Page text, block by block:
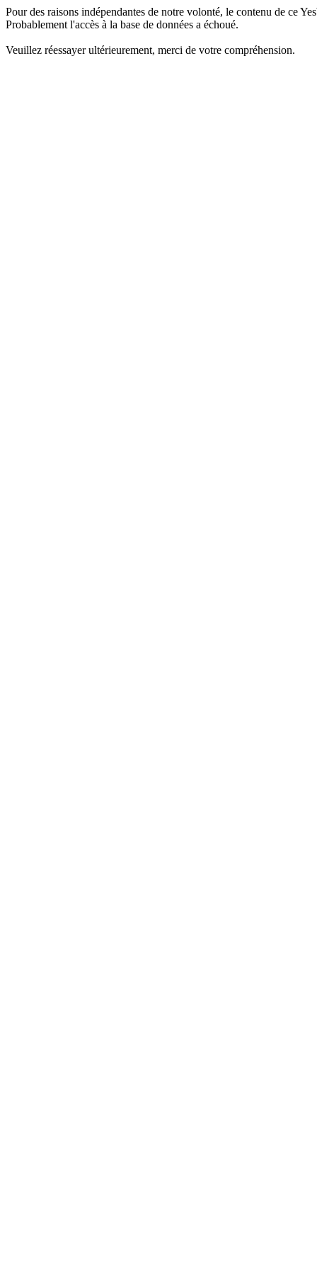
Pour des raisons indépendantes de notre volonté, le contenu de ce
Probablement l'accès à la base de données a échoué.
Veuillez réessayer ultérieurement, merci de votre compréhension.